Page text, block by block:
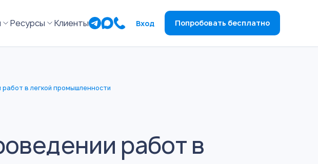
Ресурсы Клиенты Вход Попробовать бесплатно
в легкой промышленности
работ в